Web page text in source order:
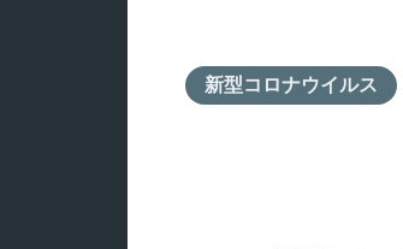
新型コロナウイルス